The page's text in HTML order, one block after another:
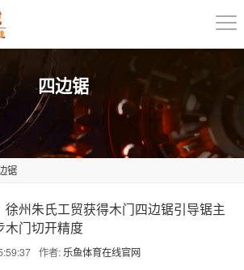
四边锯
锯
徐州朱氏工贸获得木门四边锯引导锯主
木门切开精度
作者: 乐鱼体育在线官网